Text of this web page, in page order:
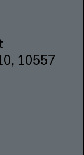
10557